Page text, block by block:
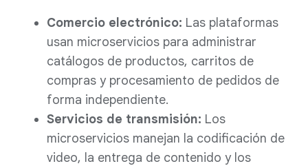
Comercio electrónico: Las plataformas
usan microservicios para administrar
catálogos de productos, carritos de
compras y procesamiento de pedidos de
forma independiente.
Servicios de transmisión: Los
microservicios manejan la codificación de
video, la entrega de contenido y los